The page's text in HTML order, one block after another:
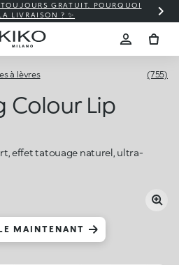
GRATUIT. POURQUOI
LIVRAISON ? ✨
à lèvres (755)
Colour Lip
effet tatouage naturel, ultra-
MAINTENANT